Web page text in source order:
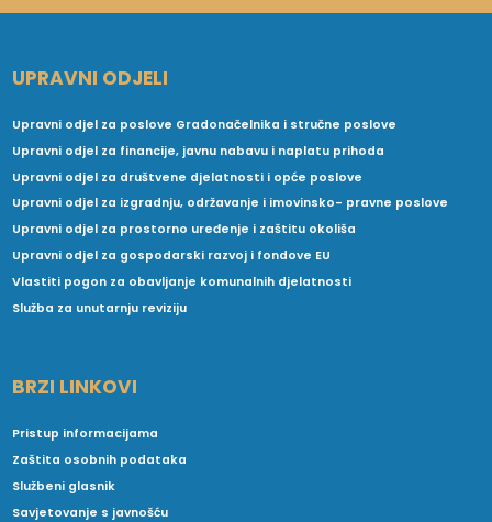
UPRAVNI ODJELI
Upravni odjel za poslove Gradonačelnika i stručne poslove
Upravni odjel za financije, javnu nabavu i naplatu prihoda
Upravni odjel za društvene djelatnosti i opće poslove
Upravni odjel za izgradnju, održavanje i imovinsko- pravne poslove
Upravni odjel za prostorno uređenje i zaštitu okoliša
Upravni odjel za gospodarski razvoj i fondove EU
Vlastiti pogon za obavljanje komunalnih djelatnosti
Služba za unutarnju reviziju
BRZI LINKOVI
Pristup informacijama
Zaštita osobnih podataka
Službeni glasnik
Savjetovanje s javnošću